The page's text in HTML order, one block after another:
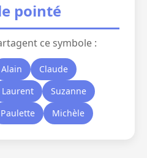
pointé
ce symbole :
Alain
Claude
Laurent
Suzanne
Paulette Michèle